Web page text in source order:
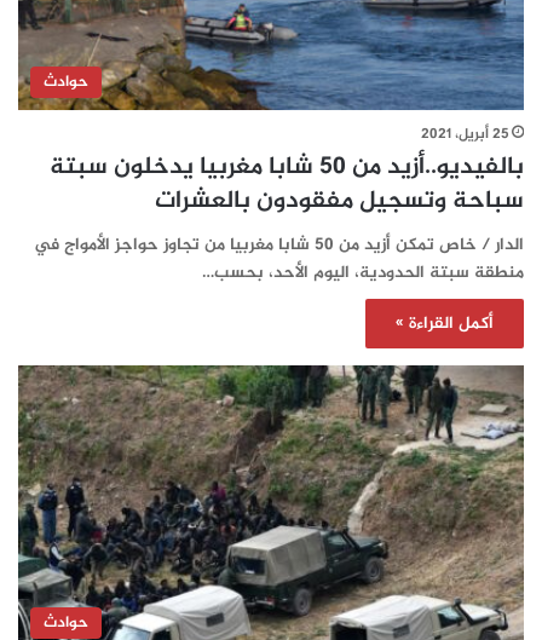
حوادث
25 أبريل، 2021
بالفيديو..أزيد من 50 شابا مغربيا يدخلون سبتة
سباحة وتسجيل مفقودون بالعشرات
الدار / خاص تمكن أزيد من 50 شابا مغربيا من تجاوز حواجز الأمواج في
منطقة سبتة الحدودية، اليوم الأحد، بحسب…
أكمل القراءة »
حوادث